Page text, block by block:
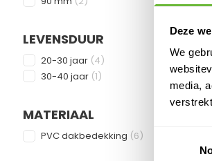
Deze
We
media,
LEVENSDUUR
FILTER
20-30 jaar (4products available
)
30-40 jaar (1products available
)
MATERIAAL
FILTER
PVC dakbedekking (6products
)